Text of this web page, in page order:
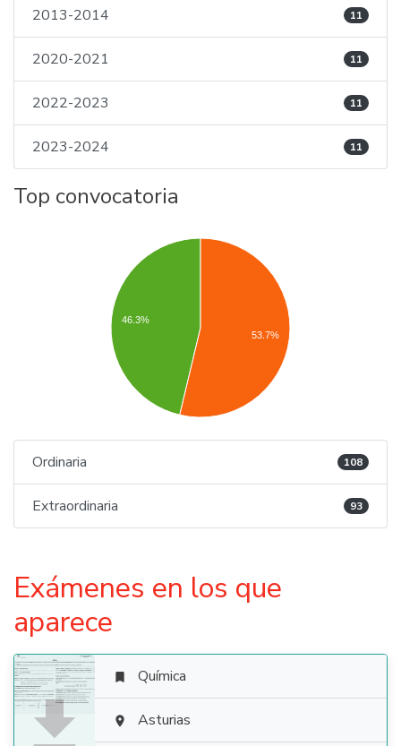
2013-2014 11
2020-2021 11
2022-2023 11
2023-2024 11
Top convocatoria
46.3%
53.7%
Ordinaria 108
Extraordinaria 93
Exámenes en los que
aparece

 Química
 Asturias